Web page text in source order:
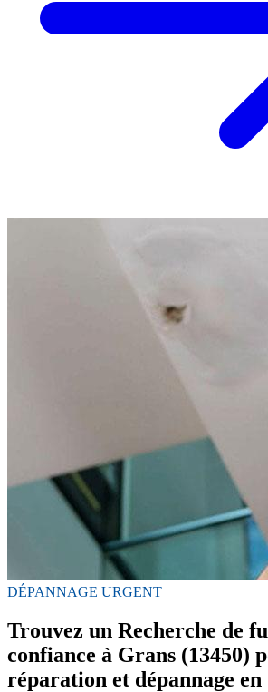
DÉPANNAGE URGENT
Trouvez un Recherche de
confiance à Grans (13450)
réparation et dépannage en